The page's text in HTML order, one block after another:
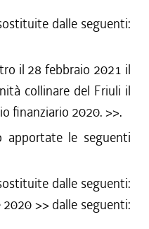
dalle seguenti:
il 28 febbraio 2021 il
collinare del Friuli il
finanziario 2020.>>.
apportate le seguenti
dalle seguenti:
2020 >> dalle seguenti: